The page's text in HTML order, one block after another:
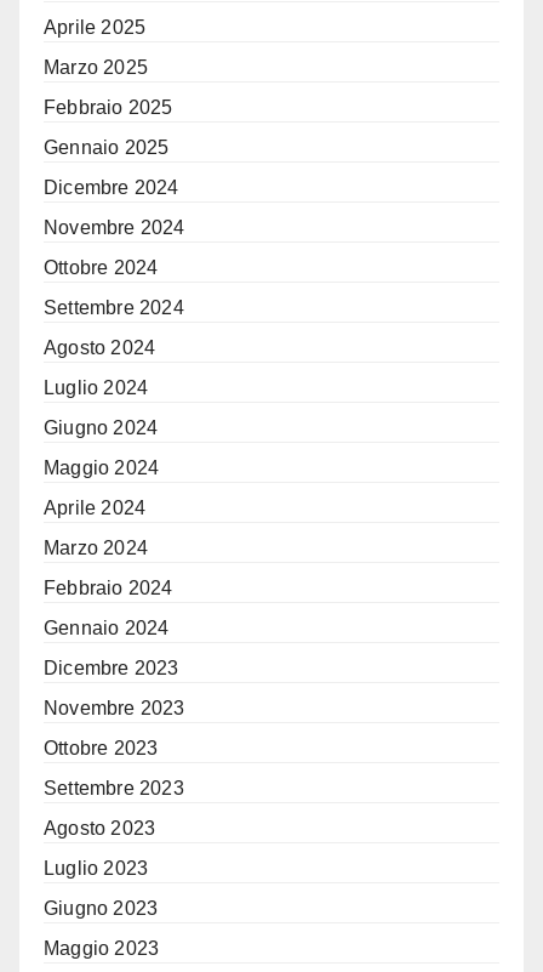
Aprile 2025
Marzo 2025
Febbraio 2025
Gennaio 2025
Dicembre 2024
Novembre 2024
Ottobre 2024
Settembre 2024
Agosto 2024
Luglio 2024
Giugno 2024
Maggio 2024
Aprile 2024
Marzo 2024
Febbraio 2024
Gennaio 2024
Dicembre 2023
Novembre 2023
Ottobre 2023
Settembre 2023
Agosto 2023
Luglio 2023
Giugno 2023
Maggio 2023